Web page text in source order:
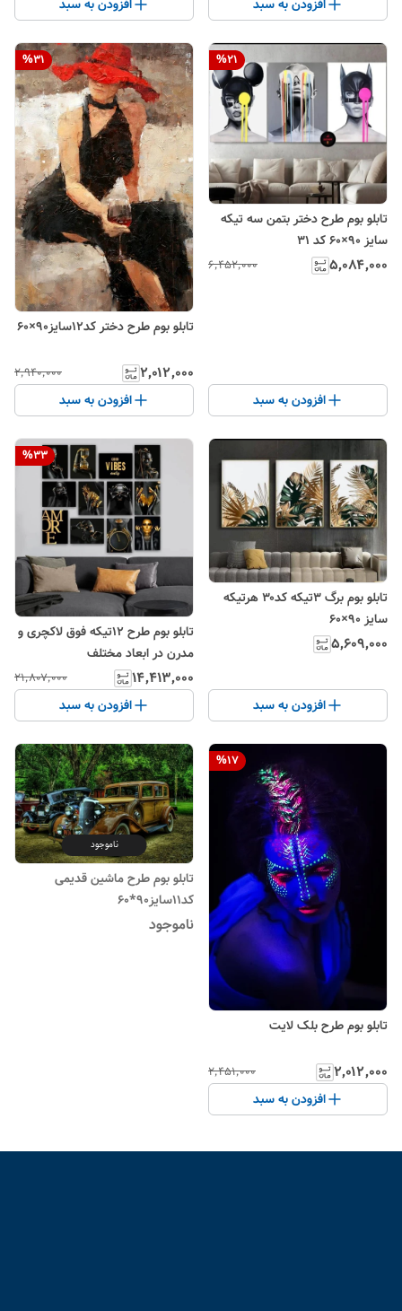
افزودن به سبد افزودن به سبد
%21
تابلو بوم طرح دختر بتمن سه تیکه
سایز ۹۰×۶۰ کد ۳۱
۵٬۰۸۴٬۰۰۰ ۶٬۴۵۲٬۰۰۰
افزودن به سبد
%31
تابلو بوم طرح دختر کد۱۲سایز۹۰×۶۰
۲٬۰۱۲٬۰۰۰ ۲٬۹۴۰٬۰۰۰
افزودن به سبد
تابلو بوم برگ ۳تیکه کد۳۰ هرتیکه
سایز ۹۰×۶۰
۵٬۶۰۹٬۰۰۰
افزودن به سبد
%33
تابلو بوم طرح ۱۲تیکه فوق لاکچری و
مدرن در ابعاد مختلف
۱۴٬۴۱۳٬۰۰۰ ۲۱٬۸۰۷٬۰۰۰
افزودن به سبد
%17
تابلو بوم طرح بلک لایت
۲٬۰۱۲٬۰۰۰ ۲٬۴۵۱٬۰۰۰
افزودن به سبد
ناموجود
تابلو بوم طرح ماشین قدیمی
کد11سایز90*60
ناموجود